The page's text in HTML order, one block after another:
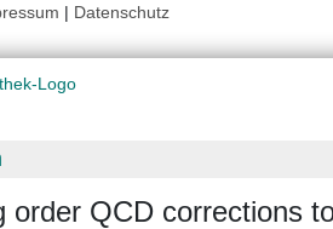
| Datenschutz
order QCD corrections